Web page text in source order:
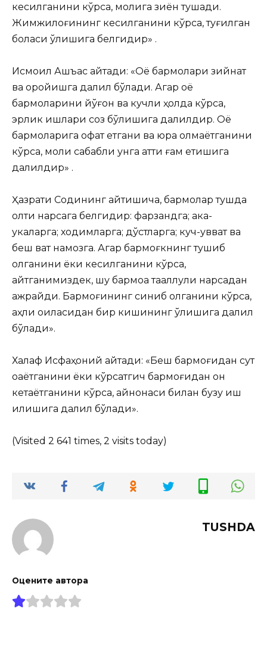
кесилганини кўрса, молига зиён тушади.
Жимжилоғининг кесилганини кўрса, туғилган
боласи ўлишига белгидир» .
Исмоил Ашъас айтади: «Оёқ бармоқлари зийнат
ва оройишга далил бўлади. Агар оёқ
бармоқларини йўғон ва кучли ҳолда кўрса,
эрлик ишлари соз бўлишига далилдир. Оёқ
бармоқларига офат етгани ва юра олмаётганини
кўрса, моли сабабли унга қаттиқ ғам етишига
далилдир» .
Ҳазрати Содиқнинг айтишича, бармоқлар тушда
олти нарсага белгидир: фарзандга; ака-
укаларга; ходимларга; дўстларга; куч-қувват ва
беш вақт намозга. Агар бармоғкнинг тушиб
қолганини ёки кесилганини кўрса,
айтганимиздек, шу бармоққа тааллуқли нарсадан
ажрайди. Бармоғининг синиб қолганини кўрса,
аҳли оиласидан бир кишининг ўлишига далил
бўлади».
Халаф Исфаҳоний айтади: «Беш бармоғидан сут
оқаётганини ёки кўрсатгич бармоғидан қон
кетаётганини кўрса, қайнонаси билан бузуқ иш
қилишига далил бўлади».
(Visited 2 641 times, 2 visits today)
TUSHDA
Оцените автора